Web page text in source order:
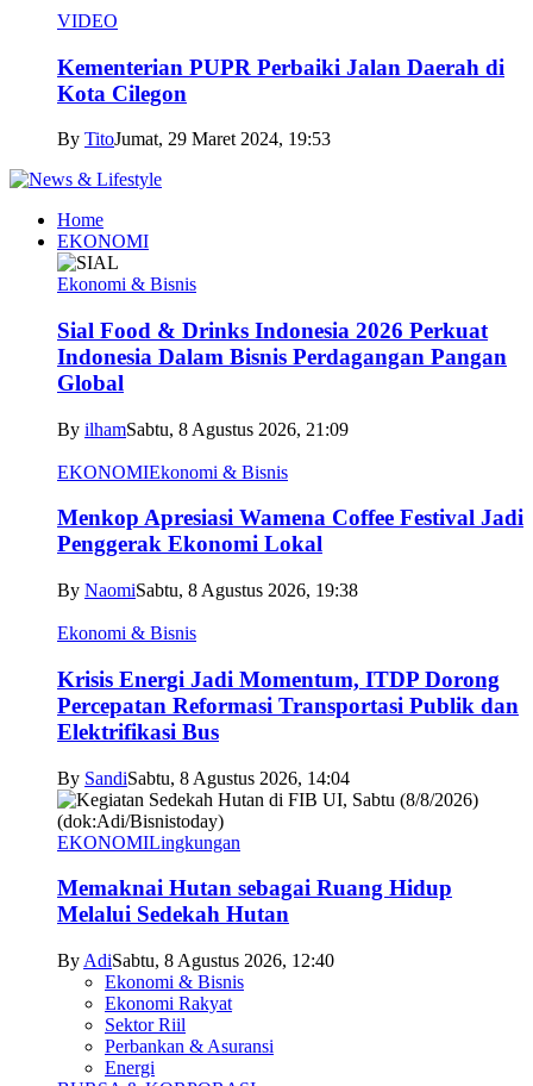
VIDEO
Kementerian PUPR Perbaiki Jalan Daerah di
Kota Cilegon
By TitoJumat, 29 Maret 2024, 19:53
Home
EKONOMI
Ekonomi & Bisnis
Sial Food & Drinks Indonesia 2026 Perkuat
Indonesia Dalam Bisnis Perdagangan Pangan
Global
By ilhamSabtu, 8 Agustus 2026, 21:09
EKONOMIEkonomi & Bisnis
Menkop Apresiasi Wamena Coffee Festival Jadi
Penggerak Ekonomi Lokal
By NaomiSabtu, 8 Agustus 2026, 19:38
Ekonomi & Bisnis
Krisis Energi Jadi Momentum, ITDP Dorong
Percepatan Reformasi Transportasi Publik dan
Elektrifikasi Bus
By SandiSabtu, 8 Agustus 2026, 14:04
EKONOMILingkungan
Memaknai Hutan sebagai Ruang Hidup
Melalui Sedekah Hutan
By AdiSabtu, 8 Agustus 2026, 12:40
Ekonomi & Bisnis
Ekonomi Rakyat
Sektor Riil
Perbankan & Asuransi
Energi